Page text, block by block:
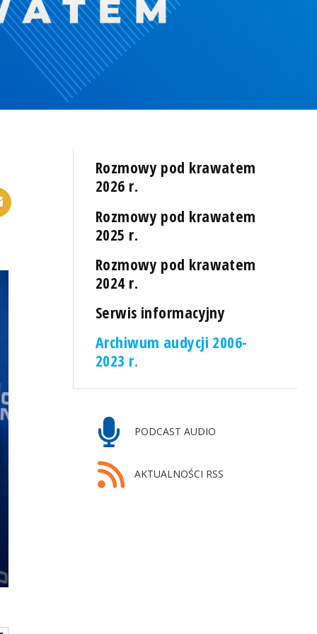
Rozmowy pod krawatem
2026 r.
Rozmowy pod krawatem
2025 r.
Rozmowy pod krawatem
2024 r.
Serwis informacyjny
Archiwum audycji 2006-
2023 r.
PODCAST AUDIO
AKTUALNOŚCI RSS